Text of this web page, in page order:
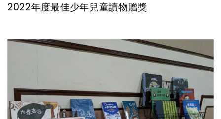
2022年度最佳少年兒童讀物贈獎